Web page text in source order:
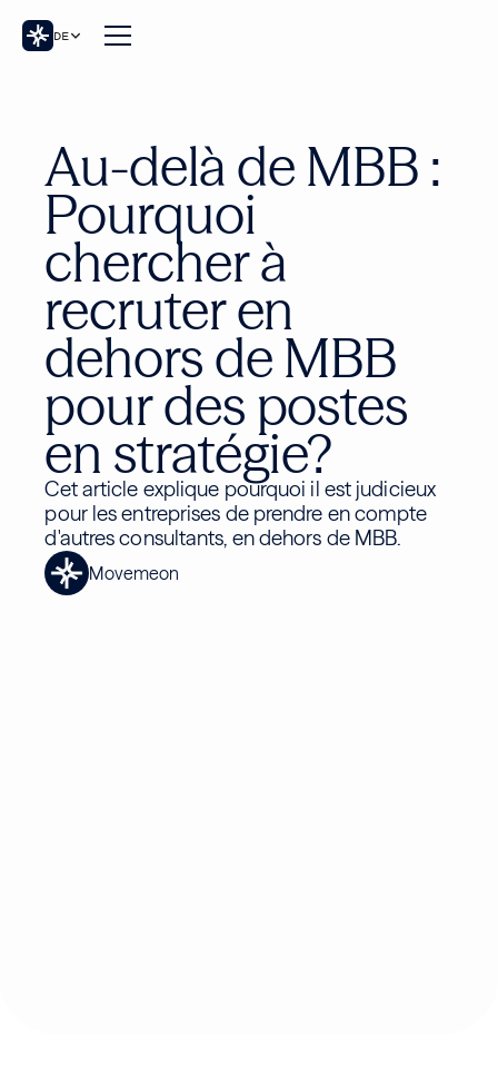
DE
Au-delà de MBB :
Pourquoi
chercher à
recruter en
dehors de MBB
pour des postes
en stratégie?
Cet article explique pourquoi il est judicieux
pour les entreprises de prendre en compte
d'autres consultants, en dehors de MBB.
Movemeon